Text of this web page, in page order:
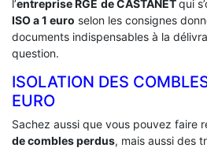
l’entreprise RGE de CASTANETqui
ISO a 1 euro selon les consignes
documents indispensables à la
question.
ISOLATION DES
EURO
Sachez aussi que vous pouvez faire
de combles perdus, mais aussi des